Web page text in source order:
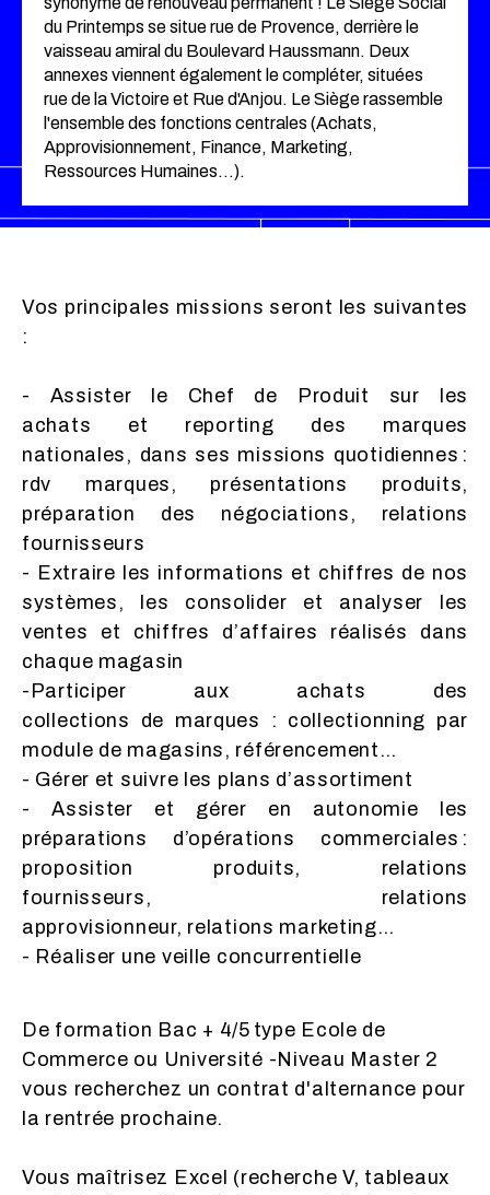
du Printemps se situe rue de Provence, derrière le
vaisseau amiral du Boulevard Haussmann. Deux
annexes viennent également le compléter, situées
rue de la Victoire et Rue d'Anjou. Le Siège rassemble
l'ensemble des fonctions centrales (Achats,
Approvisionnement, Finance, Marketing,
Ressources Humaines…).
Vos principales missions seront les suivantes
:
- Assister le Chef de Produit sur les
achats et reporting des marques
nationales, dans ses missions quotidiennes :
rdv marques, présentations produits,
préparation des négociations, relations
fournisseurs
- Extraire les informations et chiffres de nos
systèmes, les consolider et analyser les
ventes et chiffres d’affaires réalisés dans
chaque magasin
-Participer aux achats des
collections de marques : collectionning par
module de magasins, référencement…
- Gérer et suivre les plans d’assortiment
- Assister et gérer en autonomie les
préparations d’opérations commerciales :
proposition produits, relations
fournisseurs, relations
approvisionneur, relations marketing…
- Réaliser une veille concurrentielle
De formation Bac + 4/5 type Ecole de
Commerce ou Université -Niveau Master 2
vous recherchez un contrat d'alternance pour
la rentrée prochaine.
Vous maîtrisez Excel (recherche V, tableaux